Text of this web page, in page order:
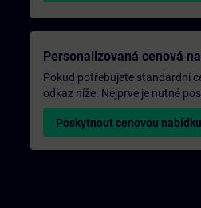
Personalizovaná cenová
Pokud potřebujete standardní
odkaz níže. Nejprve je nutné
Poskytnout cenovou nabídku